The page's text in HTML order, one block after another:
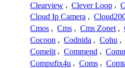
Clearview , Clever Loop ,
Cloud Ip Camera ,
Cmos , Cms , Cms Zonet ,
Cocoon , Codnida , Cohu ,
Comelit , Commend ,
Compufix4u , Coms ,